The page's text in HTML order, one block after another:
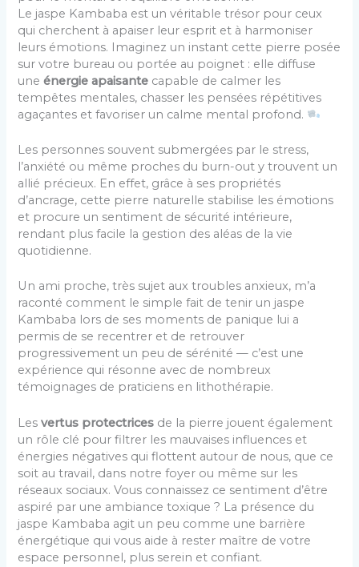
Le jaspe Kambaba est un véritable trésor pour ceux
qui cherchent à apaiser leur esprit et à harmoniser
leurs émotions. Imaginez un instant cette pierre posée
sur votre bureau ou portée au poignet : elle diffuse
uneénergie apaisante capable de calmer les
tempêtes mentales, chasser les pensées répétitives
agaçantes et favoriser un calme mental profond.
Les personnes souvent submergées par le stress,
l’anxiété ou même proches du burn-out y trouvent un
allié précieux. En effet, grâce à ses propriétés
d’ancrage, cette pierre naturelle stabilise les émotions
et procure un sentiment de sécurité intérieure,
rendant plus facile la gestion des aléas de la vie
quotidienne.
Un ami proche, très sujet aux troubles anxieux, m’a
raconté comment le simple fait de tenir un jaspe
Kambaba lors de ses moments de panique lui a
permis de se recentrer et de retrouver
progressivement un peu de sérénité — c’est une
expérience qui résonne avec de nombreux
témoignages de praticiens en lithothérapie.
Lesvertus protectrices de la pierre jouent également
un rôle clé pour filtrer les mauvaises influences et
énergies négatives qui flottent autour de nous, que ce
soit au travail, dans notre foyer ou même sur les
réseaux sociaux. Vous connaissez ce sentiment d’être
aspiré par une ambiance toxique ? La présence du
jaspe Kambaba agit un peu comme une barrière
énergétique qui vous aide à rester maître de votre
espace personnel, plus serein et confiant.